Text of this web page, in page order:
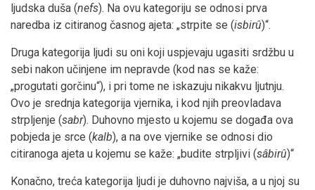
ljudska duša (nefs). Na ovu kategoriju se odnosi prva
naredba iz citiranog časnog ajeta: „strpite se (isbirû)“.
Druga kategorija ljudi su oni koji uspjevaju ugasiti srdžbu u
sebi nakon učinjene im nepravde (kod nas se kaže:
„progutati gorčinu“), i pri tome ne iskazuju nikakvu ljutnju.
Ovo je srednja kategorija vjernika, i kod njih preovladava
strpljenje (sabr). Duhovno mjesto u kojemu se događa ova
pobjeda je srce (kalb), a na ove vjernike se odnosi dio
citiranoga ajeta u kojemu se kaže: „budite strpljivi (sâbirû)“
Konačno, treća kategorija ljudi je duhovno najviša, a u njoj su